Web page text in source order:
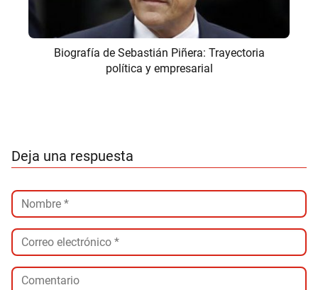
Biografía de Sebastián Piñera: Trayectoria
política y empresarial
Deja una respuesta